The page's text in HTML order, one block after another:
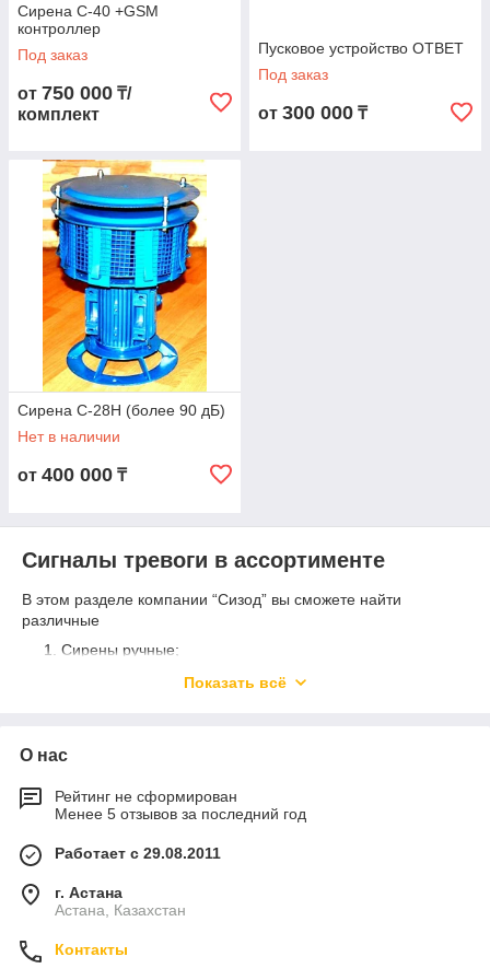
сигналы оповещения гражданской обороны по самым
выгодным ценам в Казахстане.
Сирена С-40 +GSM
контроллер
Под заказ
от 750 000 ₸/
комплект
Пусковое устройство ОТВЕТ
Под заказ
от 300 000 ₸
Сирена С-28Н (более 90 дБ)
Нет в наличии
от 400 000 ₸
Сигналы тревоги в ассортименте
В этом разделе компании “Сизод” вы сможете найти
различные
Сирены ручные;
Сирены механические;
основания, потому что оценили преимущества
У нас доступные цены на системы оповещения
Все сотрудники имеют большой опыт в сфере
грамотную консультацию по всем видам гражданской
В случае неисправности сигналов оповещения
Показать всё
О нас
Рейтинг не сформирован
Менее 5 отзывов за последний год
Работает с 29.08.2011
г. Астана
Астана, Казахстан
Контакты